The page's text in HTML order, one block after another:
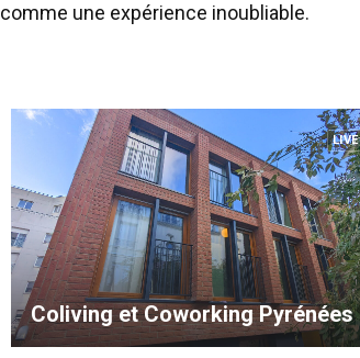
une expérience inoubliable.
LIVE
Coliving et Coworking Pyrénées